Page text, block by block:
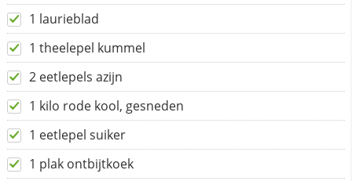
1 laurieblad
1 theelepel kummel
2 eetlepels azijn
1 kilo rode kool, gesneden
1 eetlepel suiker
1 plak ontbijtkoek